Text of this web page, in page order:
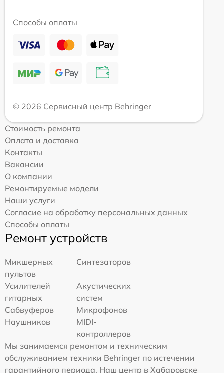
Способы оплаты
© 2026 Сервисный центр Behringer
Стоимость ремонта
Оплата и доставка
Контакты
Вакансии
О компании
Ремонтируемые модели
Наши услуги
Согласие на обработку персональных данных
Способы оплаты
Ремонт устройств
Микшерных
пультов
Синтезаторов
Усилителей
гитарных
Акустических
систем
Сабвуферов
Микрофонов
Наушников
MIDI-
контроллеров
Мы занимаемся ремонтом и техническим
обслуживанием техники Behringer по истечении
гарантийного периода. Наш центр в Хабаровске